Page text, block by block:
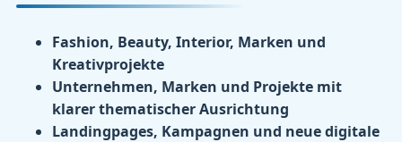
Fashion, Beauty, Interior, Marken und
Kreativprojekte
Unternehmen, Marken und Projekte mit
klarer thematischer Ausrichtung
Landingpages, Kampagnen und neue digitale